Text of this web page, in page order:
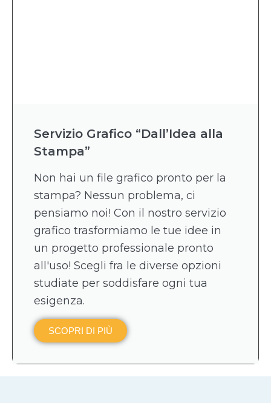
Servizio Grafico “Dall’Idea alla
Stampa”
Non hai un file grafico pronto per la
stampa? Nessun problema, ci
pensiamo noi! Con il nostro servizio
grafico trasformiamo le tue idee in
un progetto professionale pronto
all'uso! Scegli fra le diverse opzioni
studiate per soddisfare ogni tua
esigenza.
SCOPRI DI PIÙ